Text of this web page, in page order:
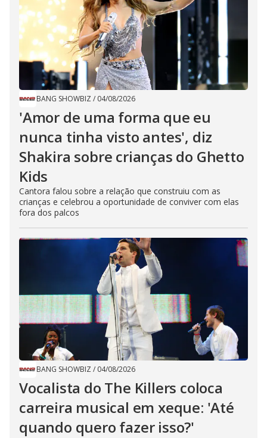
BANG SHOWBIZ / 04/08/2026
'Amor de uma forma que eu
nunca tinha visto antes', diz
Shakira sobre crianças do Ghetto
Kids
Cantora falou sobre a relação que construiu com as
crianças e celebrou a oportunidade de conviver com elas
fora dos palcos
BANG SHOWBIZ / 04/08/2026
Vocalista do The Killers coloca
carreira musical em xeque: 'Até
quando quero fazer isso?'